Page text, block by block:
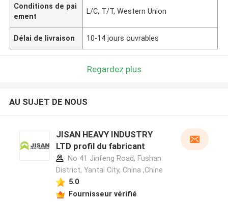
Conditions de pai
ement
L/C, T/T, Western Union
Délai de livraison 10-14 jours ouvrables
Regardez plus
AU SUJET DE NOUS
JISAN HEAVY INDUSTRY
LTD profil du fabricant
No 41 Jinfeng Road, Fushan
District, Yantai City, China ,Chine
5.0
Fournisseur vérifié